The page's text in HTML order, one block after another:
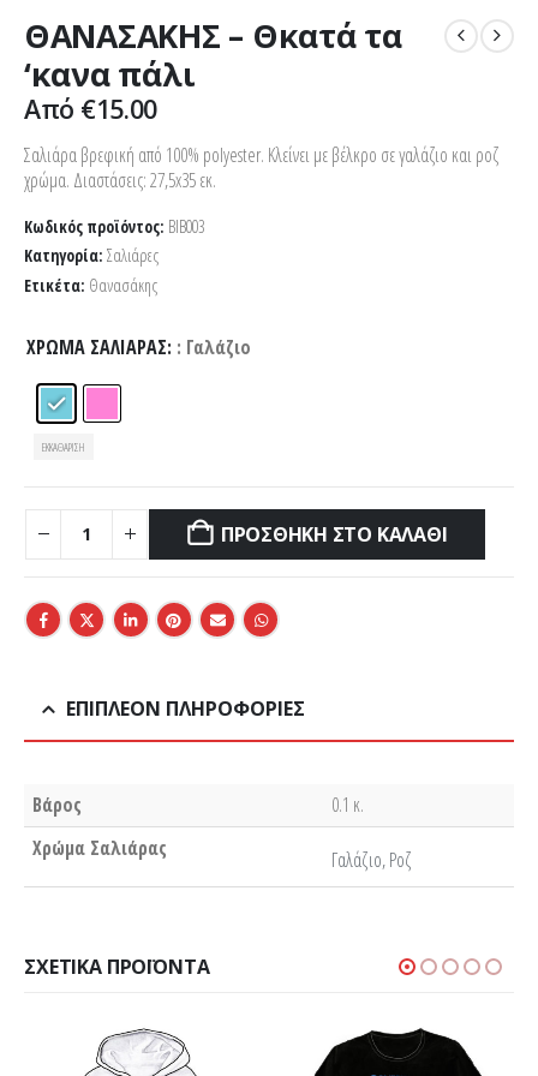
ΘΑΝΑΣΑΚΗΣ – Θκατά τα
‘κανα πάλι
Από €15.00
Σαλιάρα βρεφική από 100% polyester. Κλείνει με βέλκρο σε γαλάζιο και ροζ
χρώμα. Διαστάσεις: 27,5x35 εκ.
Κωδικός προϊόντος: BIB003
Κατηγορία: Σαλιάρες
Ετικέτα: Θανασάκης
ΧΡΏΜΑ ΣΑΛΙΆΡΑΣ : Γαλάζιο
ΕΚΚΑΘΆΡΙΣΗ
ΠΡΟΣΘΉΚΗ ΣΤΟ ΚΑΛΆΘΙ
ΕΠΙΠΛΈΟΝ ΠΛΗΡΟΦΟΡΊΕΣ
Βάρος
0.1 κ.
Χρώμα Σαλιάρας
Γαλάζιο, Ροζ
ΣΧΕΤΙΚΆ ΠΡΟΪΌΝΤΑ